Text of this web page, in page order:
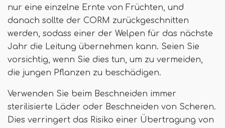
nur eine einzelne Ernte von Früchten, und
danach sollte der CORM zurückgeschnitten
werden, sodass einer der Welpen für das nächste
Jahr die Leitung übernehmen kann. Seien Sie
vorsichtig, wenn Sie dies tun, um zu vermeiden,
die jungen Pflanzen zu beschädigen.
Verwenden Sie beim Beschneiden immer
sterilisierte Läder oder Beschneiden von Scheren.
Dies verringert das Risiko einer Übertragung von